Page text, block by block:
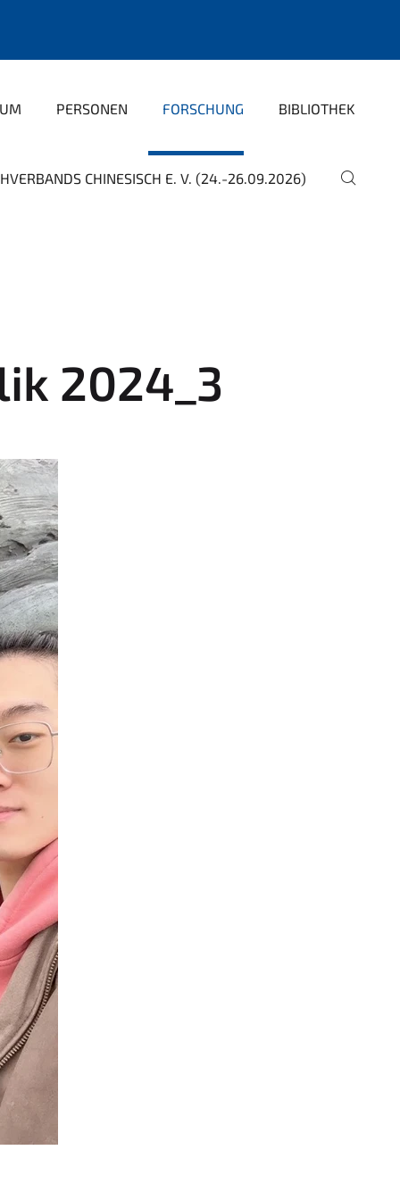
PERSONEN FORSCHUNG BIBLIOTHEK
CHINESISCH E. V. (24.-26.09.2026)
2024_3